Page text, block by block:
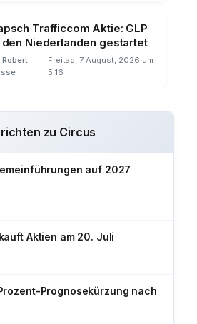
Trafficcom Aktie: GLP
den Niederlanden gestartet
Robert
Freitag, 7 August, 2026 um
5:16
zu Circus
auf 2027
Aktien am 20. Juli
Prognosekürzung nach